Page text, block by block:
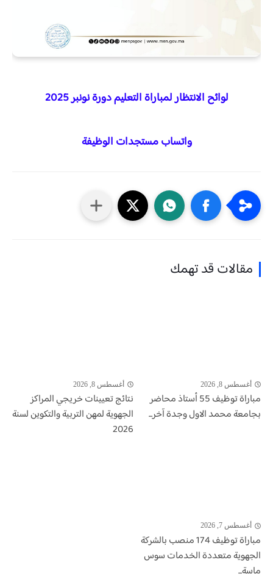
لوائح الانتظار لمباراة التعليم دورة نونبر 2025
واتساب مستجدات الوظيفة
مقالات قد تهمك
أغسطس 8, 2026
مباراة توظيف 55 أستاذ محاضر
بجامعة محمد الاول وجدة آخر...
أغسطس 8, 2026
نتائج تعيينات خريجي المراكز
الجهوية لمهن التربية والتكوين لسنة
2026
أغسطس 7, 2026
مباراة توظيف 174 منصب بالشركة
الجهوية متعددة الخدمات سوس
ماسة...